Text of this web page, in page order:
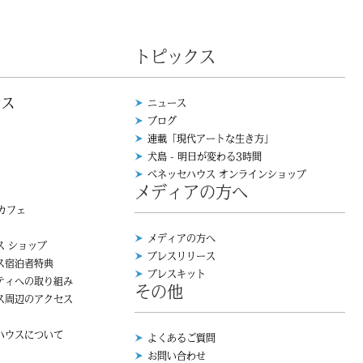
フェ
ショップ
宿泊者特典
ィへの取り組み
周辺のアクセス
ウスについて
トピックス
ニュース
ブログ
連載「現代アートな生き方」
犬島 - 明日が変わる3時間
ベネッセハウス オンラインショップ
メディアの方へ
メディアの方へ
プレスリリース
プレスキット
その他
よくあるご質問
お問い合わせ